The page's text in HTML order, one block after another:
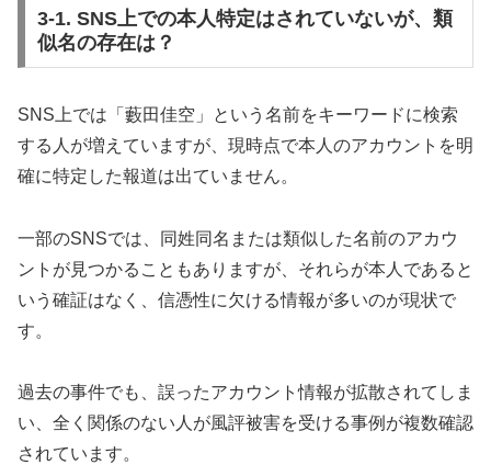
3-1. SNS上での本人特定はされていないが、類
似名の存在は？
SNS上では「藪田佳空」という名前をキーワードに検索
する人が増えていますが、現時点で本人のアカウントを明
確に特定した報道は出ていません。
一部のSNSでは、同姓同名または類似した名前のアカウ
ントが見つかることもありますが、それらが本人であると
いう確証はなく、信憑性に欠ける情報が多いのが現状で
す。
過去の事件でも、誤ったアカウント情報が拡散されてしま
い、全く関係のない人が風評被害を受ける事例が複数確認
されています。